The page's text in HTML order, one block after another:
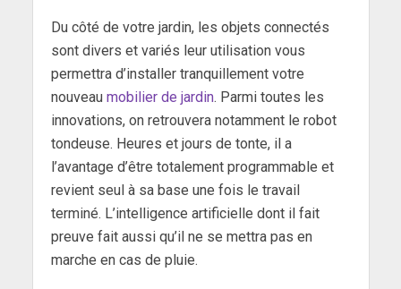
Du côté de votre jardin, les objets connectés
sont divers et variés leur utilisation vous
permettra d’installer tranquillement votre
nouveau mobilier de jardin. Parmi toutes les
innovations, on retrouvera notamment le robot
tondeuse. Heures et jours de tonte, il a
l’avantage d’être totalement programmable et
revient seul à sa base une fois le travail
terminé. L’intelligence artificielle dont il fait
preuve fait aussi qu’il ne se mettra pas en
marche en cas de pluie.